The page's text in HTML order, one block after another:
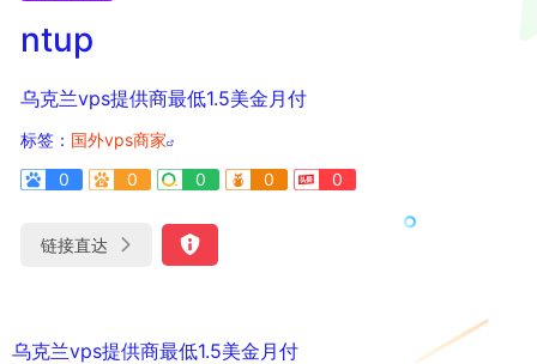
ntup
乌克兰vps提供商最低1.5美金月付
标签： 国外vps商家
0
0 0 0 0
链接直达
乌克兰vps提供商最低1.5美金月付